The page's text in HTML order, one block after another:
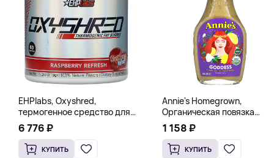
EHPlabs, Oxyshred,
термогенное средство для
сжигания жира, малиновое
освежение, 318 г (11,2 унции)
6 776 ₽
КУПИТЬ
Annie's Homegrown,
Органическая повязка
«Богиня», 236 мл (8 жидк.
унц.)
1 158 ₽
КУПИТЬ